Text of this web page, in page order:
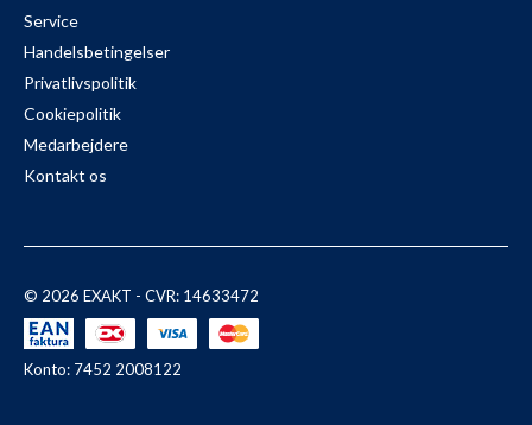
Service
Handelsbetingelser
Privatlivspolitik
Cookiepolitik
Medarbejdere
Kontakt os
© 2026 EXAKT - CVR: 14633472
Konto: 7452 2008122